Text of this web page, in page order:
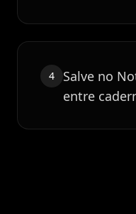
4
Salve no
entre